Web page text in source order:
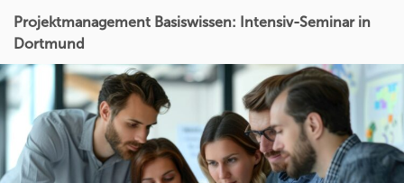
Projektmanagement Basiswissen: Intensiv-Seminar in
Dortmund